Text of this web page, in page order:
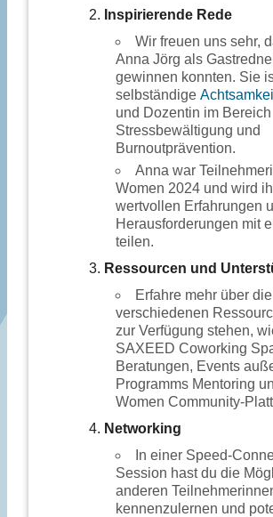
Inspirierende Rede
Wir freuen uns sehr,
Anna Jörg als
gewinnen konnten. Sie
selbständige
und Dozentin im Bereich
Stressbewältigung und
Burnoutprävention.
Anna war
Women 2024 und wird
wertvollen Erfahrungen
Herausforderungen mit
teilen.
Ressourcen und
Erfahre mehr über die
verschiedenen
zur Verfügung stehen,
SAXEED Coworking
Beratungen, Events
Programms Mentoring
Women Community-
Networking
In einer Speed-
Session hast du die
anderen
kennenzulernen und